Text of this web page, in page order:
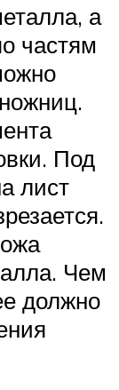
а
частям
Под
лист
Чем
должно